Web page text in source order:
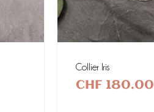
Collier Iris
CHF 180.00